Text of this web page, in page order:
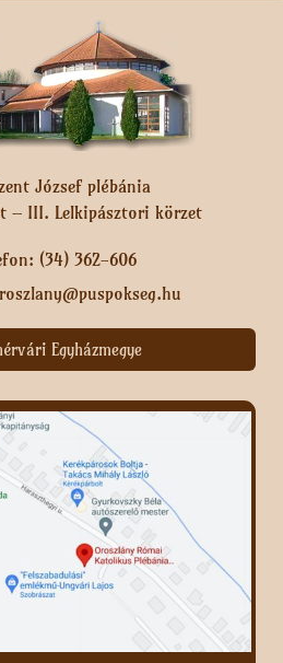
József plébánia
– III. Lelkipásztori körzet
(34) 362-606
Egyházmegye